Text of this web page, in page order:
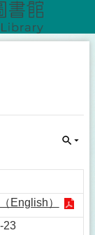
English）
23